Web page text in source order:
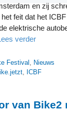
en zij
feit dat het
elektrische
verder
Festival
Nieuws
ICBF
van Bike2